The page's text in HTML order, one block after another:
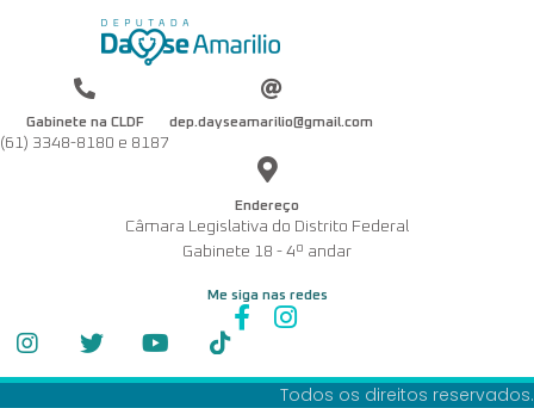
Gabinete na CLDF
(61) 3348-8180 e 8187
dep.dayseamarilio@gmail.com
Endereço
Câmara Legislativa do Distrito Federal
Gabinete 18 - 4º andar
Me siga nas redes
Todos os direitos reservados.